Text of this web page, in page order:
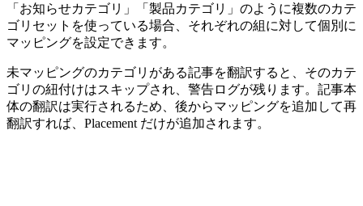
「お知らせカテゴリ」「製品カテゴリ」のように複数のカテ
ゴリセットを使っている場合、それぞれの組に対して個別に
マッピングを設定できます。
未マッピングのカテゴリがある記事を翻訳すると、そのカテ
ゴリの紐付けはスキップされ、警告ログが残ります。記事本
体の翻訳は実行されるため、後からマッピングを追加して再
翻訳すれば、Placement だけが追加されます。